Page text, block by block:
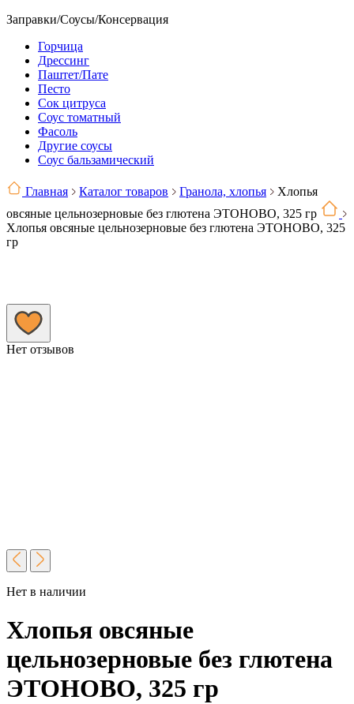
Заправки/Соусы/Консервация
Горчица
Дрессинг
Паштет/Пате
Песто
Сок цитруса
Соус томатный
Фасоль
Другие соусы
Соус бальзамический
Главная Каталог товаров Гранола, хлопья
Хлопья
овсяные цельнозерновые без глютена ЭТОНОВО, 325 гр
Хлопья овсяные цельнозерновые без глютена ЭТОНОВО, 325
гр
Нет отзывов
Нет в наличии
Хлопья овсяные
цельнозерновые без глютена
ЭТОНОВО, 325 гр